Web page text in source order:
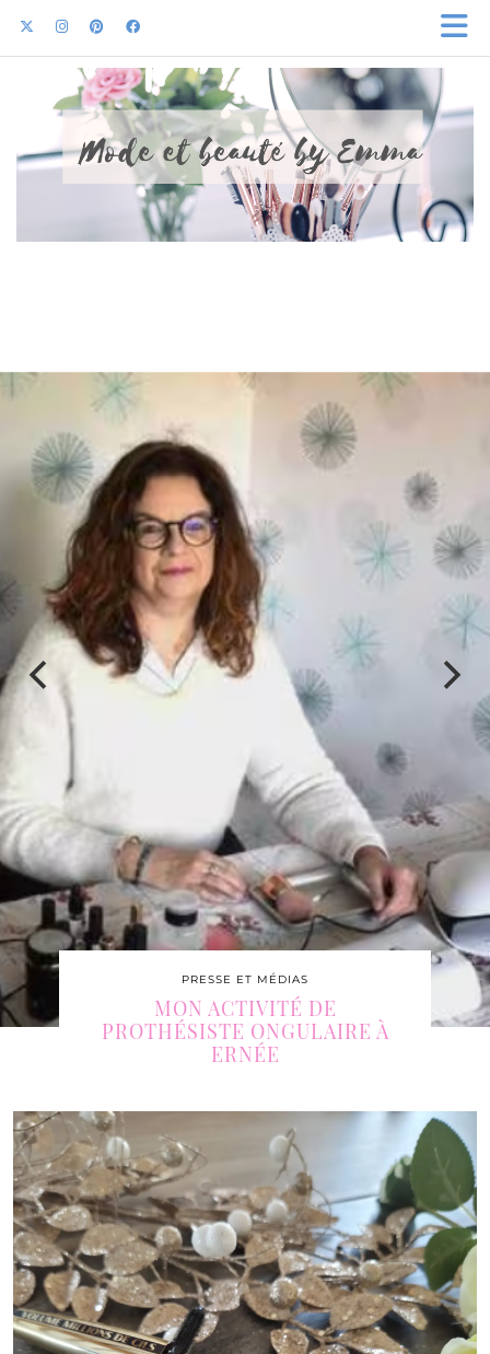
BEAUTÉ
PROTHÉSISTE ONGULAIRE À
ERNÉE